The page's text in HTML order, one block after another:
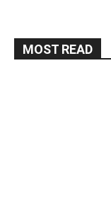
MOST READ